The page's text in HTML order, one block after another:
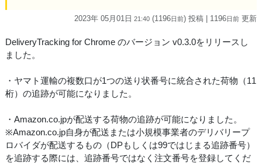
2023年 05月01日 21:40 (1196日前) 投稿 | 1196日前 更新
DeliveryTracking for Chrome のバージョン v0.3.0をリリースし
ました。
・ヤマト運輸の複数口が1つの送り状番号に統合された荷物（11
桁）の追跡が可能になりました。
・Amazon.co.jpが配送する荷物の追跡が可能になりました。
※Amazon.co.jp自身が配送または小規模事業者のデリバリープ
ロバイダが配送するもの（DPもしくは99ではじまる追跡番号）
を追跡する際には、追跡番号ではなく注文番号を登録してくだ